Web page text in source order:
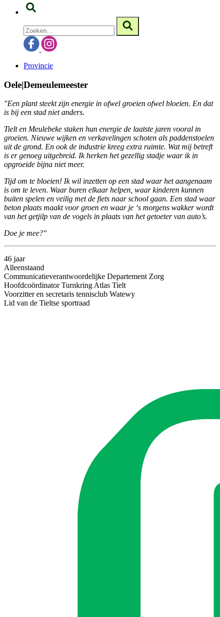
Provincie
Oele|Demeulemeester
"Een plant steekt zijn energie in ofwel groeien ofwel bloeien. En dat
is bij een stad niet anders.
Tielt en Meulebeke staken hun energie de laatste jaren vooral in
groeien. Nieuwe wijken en verkavelingen schoten als paddenstoelen
uit de grond. En ook de industrie kreeg extra ruimte. Wat mij betreft
is er genoeg uitgebreid. Ik herken het gezellig stadje waar ik in
opgroeide bijna niet meer.
Tijd om te bloeien! Ik wil inzetten op een stad waar het aangenaam
is om te leven. Waar buren elkaar helpen, waar kinderen kunnen
buiten spelen en veilig met de fiets naar school gaan. Een stad waar
beton plaats maakt voor groen en waar je ‘s morgens wakker wordt
van het getjilp van de vogels in plaats van het getoeter van auto’s.
Doe je mee?"
46 jaar
Alleenstaand
Communicatieverantwoordelijke Departement Zorg
Hoofdcoördinator Turnkring Atlas Tielt
Voorzitter en secretaris tennisclub Watewy
Lid van de Tieltse sportraad